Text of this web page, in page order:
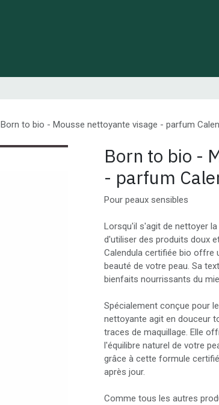
Born to bio - Mousse nettoyante visage - parfum
Born to bio -
- parfum
Pour peaux sensibles
Lorsqu'il s'agit de nettoyer
d'utiliser des produits doux
Calendula certifiée bio offre
beauté de votre peau. Sa
bienfaits nourrissants du
Spécialement conçue pour
nettoyante agit en douceur
traces de maquillage. Elle
l'équilibre naturel de votre
grâce à cette formule
après jour.
Comme tous les autres